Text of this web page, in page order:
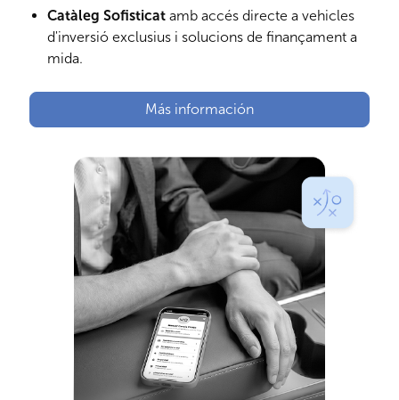
Catàleg Sofisticat amb accés directe a vehicles
d'inversió exclusius i solucions de finançament a
mida.
Más información